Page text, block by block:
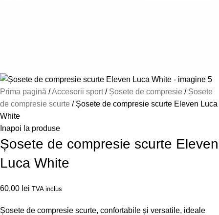
Prima pagină Accesorii sport Șosete de compresie
Șosete
de compresie scurte
Șosete de compresie scurte Eleven Luca
White
Inapoi la produse
Șosete de compresie scurte Eleven
Luca White
60,00 lei TVA inclus
Șosete de compresie scurte, confortabile și versatile, ideale